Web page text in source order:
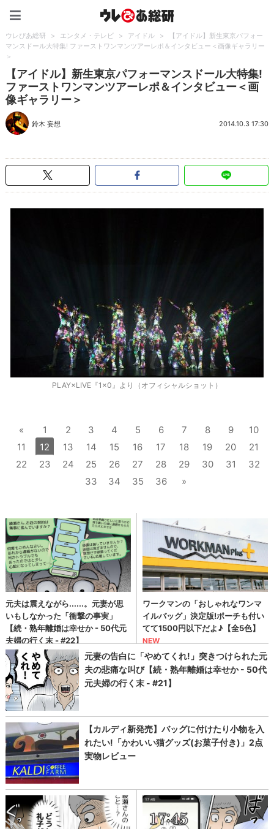
ウレぴあ総研 > エンタメ・テレビ > アイドル >
【アイドル】新生東京パフォー
マンスドール大特集! ファーストワンマンツアーレポ＆インタビュー＜画像ギャラリー
＞
【アイドル】新生東京パフォーマンスドール大特集!
ファーストワンマンツアーレポ＆インタビュー＜画
像ギャラリー＞
鈴木 妄想 2014.10.3 17:30
PLAY×LIVE『1×0』より（オフィシャルショット）
« 1 2 3 4 5 6 7 8 9
10
11
12 13 14 15 16 17 18 19 20
21
22
23 24 25 26 27 28 29 30 31
32
33
34 35 36 »